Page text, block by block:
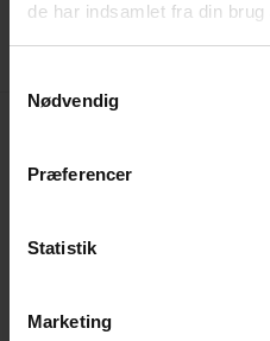
de har indsamlet fra din
Nødvendig
Præferencer
Statistik
Marketing
Det sker lokalt
Medlemsservice | Login